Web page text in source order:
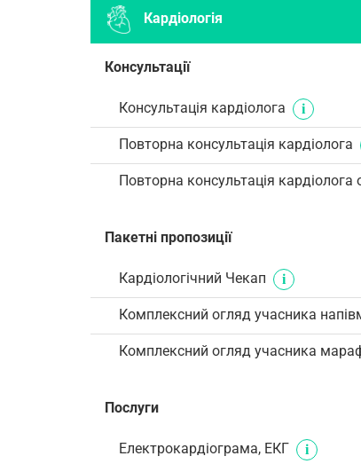
Кардіологія
Консультації
Консультація кардіолога
Повторна консультація кардіолога
Повторна консультація кардіолога
Пакетні пропозиції
Кардіологічний Чекап
Комплексний огляд учасника
Комплексний огляд учасника
Послуги
Електрокардіограма, ЕКГ